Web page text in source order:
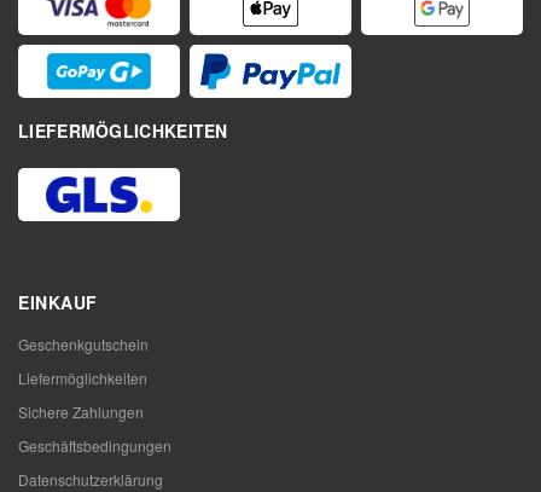
LIEFERMÖGLICHKEITEN
EINKAUF
Geschenkgutschein
Liefermöglichkeiten
Sichere Zahlungen
Geschäftsbedingungen
Datenschutzerklärung